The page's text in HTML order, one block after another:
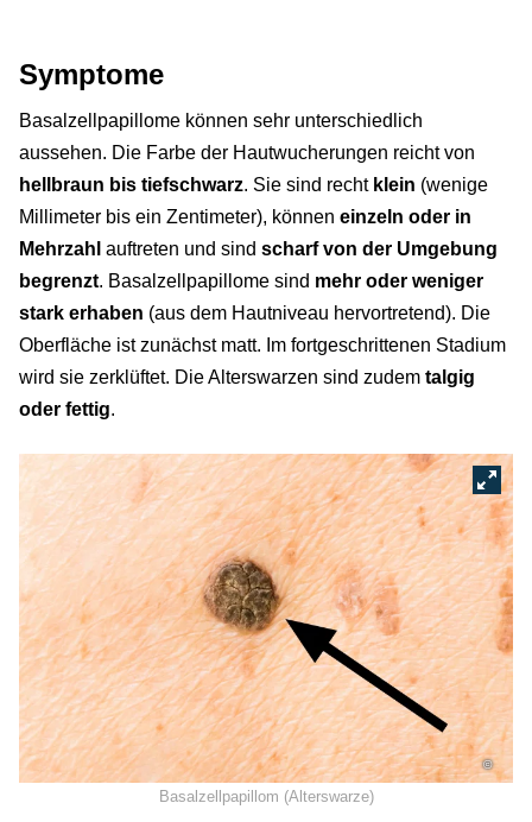
Symptome
Basalzellpapillome können sehr unterschiedlich
aussehen. Die Farbe der Hautwucherungen reicht von
hellbraun bis tiefschwarz. Sie sind recht klein (wenige
Millimeter bis ein Zentimeter), können einzeln oder in
Mehrzahl auftreten und sind scharf von der Umgebung
begrenzt. Basalzellpapillome sind mehr oder weniger
stark erhaben (aus dem Hautniveau hervortretend). Die
Oberfläche ist zunächst matt. Im fortgeschrittenen Stadium
wird sie zerklüftet. Die Alterswarzen sind zudem talgig
oder fettig.
©
Basalzellpapillom (Alterswarze)